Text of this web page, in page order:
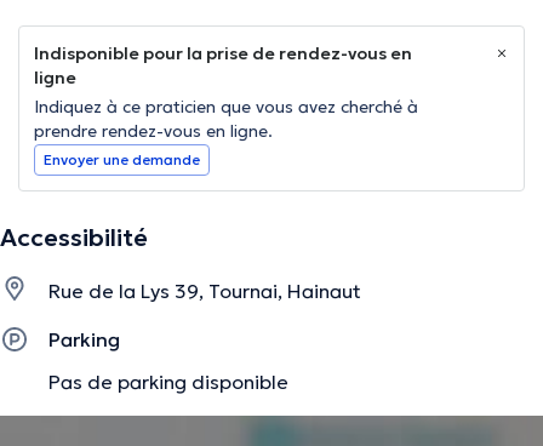
Indisponible pour la prise de rendez-vous en
ligne
Indiquez à ce praticien que vous avez cherché à
prendre rendez-vous en ligne.
Envoyer une demande
Accessibilité
Rue de la Lys 39, Tournai, Hainaut
Parking
Pas de parking disponible